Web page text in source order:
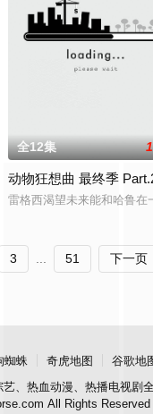
德的古怪小镇。这是一
复之际，已发生变化的马
全12集
动物狂想曲 最终季
雷格西渴望未来能和哈鲁在
3 ... 51 下一页
蜘蛛 奇虎地图 谷歌地
、热血动漫、热播电视剧
All Rights Reserved